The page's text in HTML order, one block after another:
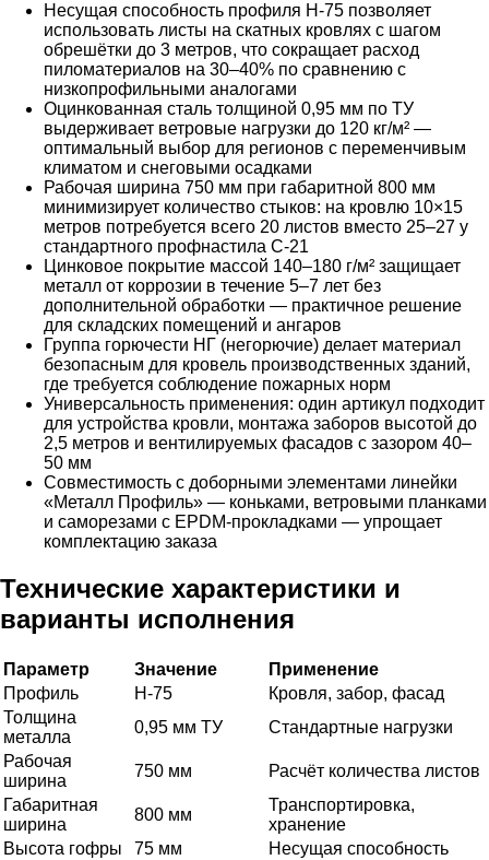
Несущая способность профиля Н-75 позволяет
использовать листы на скатных кровлях с шагом
обрешётки до 3 метров, что сокращает расход
пиломатериалов на 30–40% по сравнению с
низкопрофильными аналогами
Оцинкованная сталь толщиной 0,95 мм по ТУ
выдерживает ветровые нагрузки до 120 кг/м² —
оптимальный выбор для регионов с переменчивым
климатом и снеговыми осадками
Рабочая ширина 750 мм при габаритной 800 мм
минимизирует количество стыков: на кровлю 10×15
метров потребуется всего 20 листов вместо 25–27 у
стандартного профнастила С-21
Цинковое покрытие массой 140–180 г/м² защищает
металл от коррозии в течение 5–7 лет без
дополнительной обработки — практичное решение
для складских помещений и ангаров
Группа горючести НГ (негорючие) делает материал
безопасным для кровель производственных зданий,
где требуется соблюдение пожарных норм
Универсальность применения: один артикул подходит
для устройства кровли, монтажа заборов высотой до
2,5 метров и вентилируемых фасадов с зазором 40–
50 мм
Совместимость с доборными элементами линейки
«Металл Профиль» — коньками, ветровыми планками
и саморезами с EPDM-прокладками — упрощает
комплектацию заказа
Технические характеристики и
варианты исполнения
Параметр Значение
Применение
Профиль
Н-75
Кровля, забор, фасад
Толщина
металла
0,95 мм ТУ
Стандартные нагрузки
Рабочая
ширина
750 мм
Расчёт количества листов
Габаритная
ширина
800 мм
Транспортировка,
хранение
Высота гофры
75 мм
Несущая способность